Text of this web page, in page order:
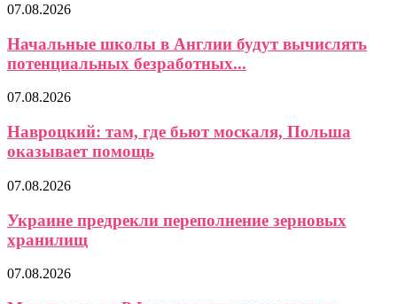
07.08.2026
Начальные школы в Англии будут вычислять
потенциальных безработных...
07.08.2026
Навроцкий: там, где бьют москаля, Польша
оказывает помощь
07.08.2026
Украине предрекли переполнение зерновых
хранилищ
07.08.2026